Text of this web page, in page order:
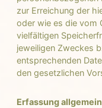
zur Erreichung der
oder wie es die vom
vielfältigen
jeweiligen Zweckes
entsprechenden
den gesetzlichen
Erfassung